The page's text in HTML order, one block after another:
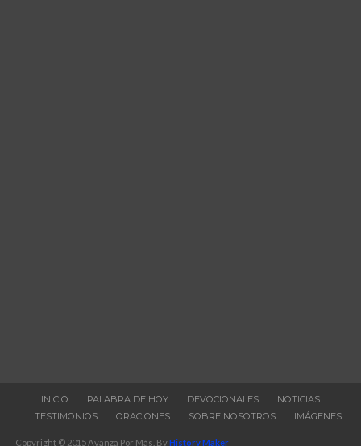
INICIO PALABRA DE HOY DEVOCIONALES
NOTICIAS
TESTIMONIOS
ORACIONES SOBRE NOSOTROS IMÁGENES
Copyright © 2015 Avanza Por Más. ByHistory Maker